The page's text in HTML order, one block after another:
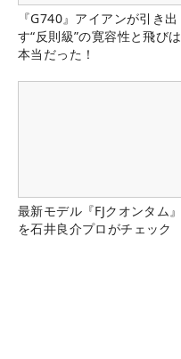
『G740』アイアンが引き出
す“反則級”の寛容性と飛びは
本当だった！
最新モデル『FJクオンタム』
を石井良介プロがチェック